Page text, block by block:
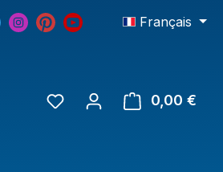
Français
0,00 €